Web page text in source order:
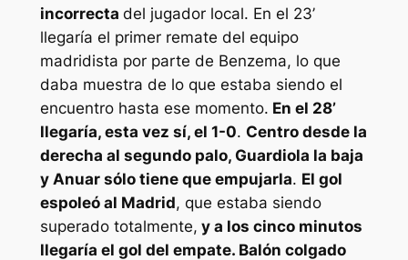
incorrecta del jugador local. En el 23’
llegaría el primer remate del equipo
madridista por parte de Benzema, lo que
daba muestra de lo que estaba siendo el
encuentro hasta ese momento. En el 28’
llegaría, esta vez sí, el 1-0. Centro desde la
derecha al segundo palo, Guardiola la baja
y Anuar sólo tiene que empujarla. El gol
espoleó al Madrid, que estaba siendo
superado totalmente, y a los cinco minutos
llegaría el gol del empate. Balón colgado